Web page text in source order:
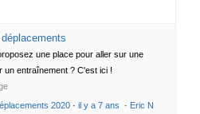
une place pour aller sur une
un entraînement ? C'est ici !
2020 · il y a 7 ans · Eric N